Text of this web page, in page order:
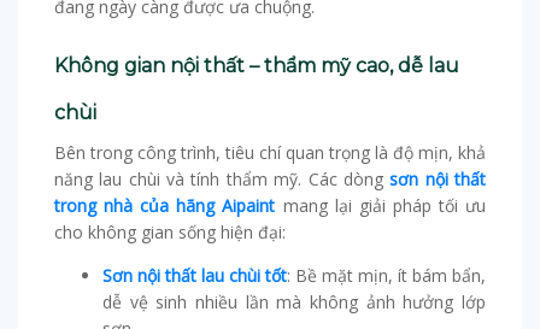
đang ngày càng được ưa chuộng.
Không gian nội thất – thẩm mỹ cao, dễ lau
chùi
Bên trong công trình, tiêu chí quan trọng là độ mịn, khả
năng lau chùi và tính thẩm mỹ. Các dòngsơn nội thất
trong nhà của hãng Aipaint mang lại giải pháp tối ưu
cho không gian sống hiện đại:
Sơn nội thất lau chùi tốt: Bề mặt mịn, ít bám bẩn,
dễ vệ sinh nhiều lần mà không ảnh hưởng lớp